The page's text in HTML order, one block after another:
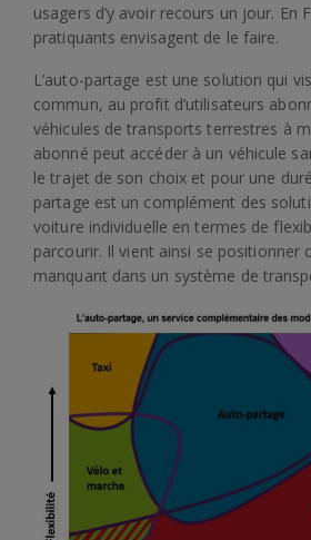
usagers d’y avoir recours un jour. En
pratiquants envisagent de le faire.
L’auto-partage est une solution qui
commun, au profit d’utilisateurs
véhicules de transports terrestres à
abonné peut accéder à un véhicule
le trajet de son choix et pour une
partage est un complément des
voiture individuelle en termes de
parcourir. Il vient ainsi se positionner
manquant dans un système de